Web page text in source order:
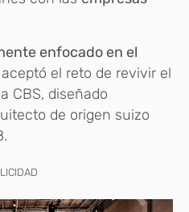
enfocado en el
aceptó el reto de revivir el
CBS, diseñado
de origen suizo